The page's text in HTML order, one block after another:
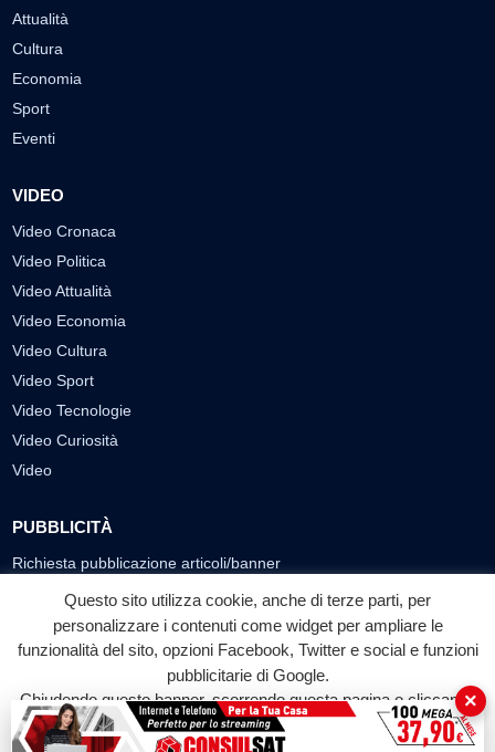
Attualità
Cultura
Economia
Sport
Eventi
VIDEO
Video Cronaca
Video Politica
Video Attualità
Video Economia
Video Cultura
Video Sport
Video Tecnologie
Video Curiosità
Video
PUBBLICITÀ
Richiesta pubblicazione articoli/banner
SEGUICI SUI SOCIAL
f
Facebook
◎ ▶
YouTube
Questo sito utilizza cookie, anche di terze parti, per
personalizzare i contenuti come widget per ampliare le
funzionalità del sito, opzioni Facebook, Twitter e social e funzioni
pubblicitarie di Google.
Chiudendo questo banner, scorrendo questa pagina o cliccando
su qualunque suo elemento acconsenti all'uso dei cookie.
×